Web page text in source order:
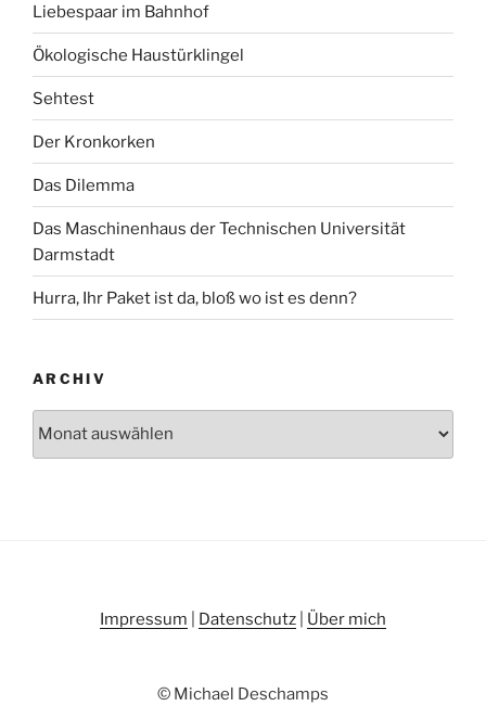
Liebespaar im Bahnhof
Ökologische Haustürklingel
Sehtest
Der Kronkorken
Das Dilemma
Das Maschinenhaus der Technischen Universität
Darmstadt
Hurra, Ihr Paket ist da, bloß wo ist es denn?
ARCHIV
Impressum Datenschutz Über mich
© Michael Deschamps